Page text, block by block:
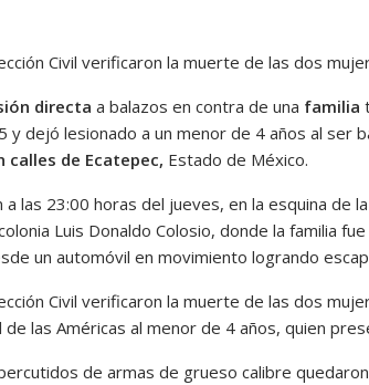
Civil verificaron la muerte de las dos
directa a balazos en contra de una familia
y dejó lesionado a un menor de 4 años al ser
calles de Ecatepec, Estado de México.
las 23:00 horas del jueves, en la esquina de
Luis Donaldo Colosio, donde la familia
un automóvil en movimiento logrando
Civil verificaron la muerte de las dos
las Américas al menor de 4 años, quien
de armas de grueso calibre